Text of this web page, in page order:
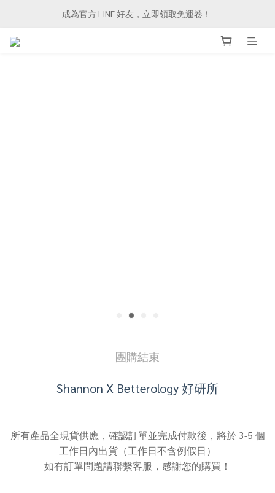
成為官方 LINE 好友，立即領取免運卷！
團購結束
Shannon X Betterology 好研所
所有產品全現貨供應，確認訂單並完成付款後，將於 3-5 個
工作日內出貨（工作日不含例假日）
如有訂單問題請聯繫客服，感謝您的購買！